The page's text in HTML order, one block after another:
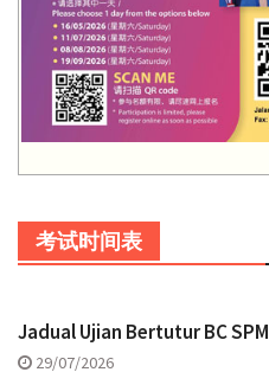
考试时间表
Jadual Ujian Bertutur BC SPM
29/07/2026